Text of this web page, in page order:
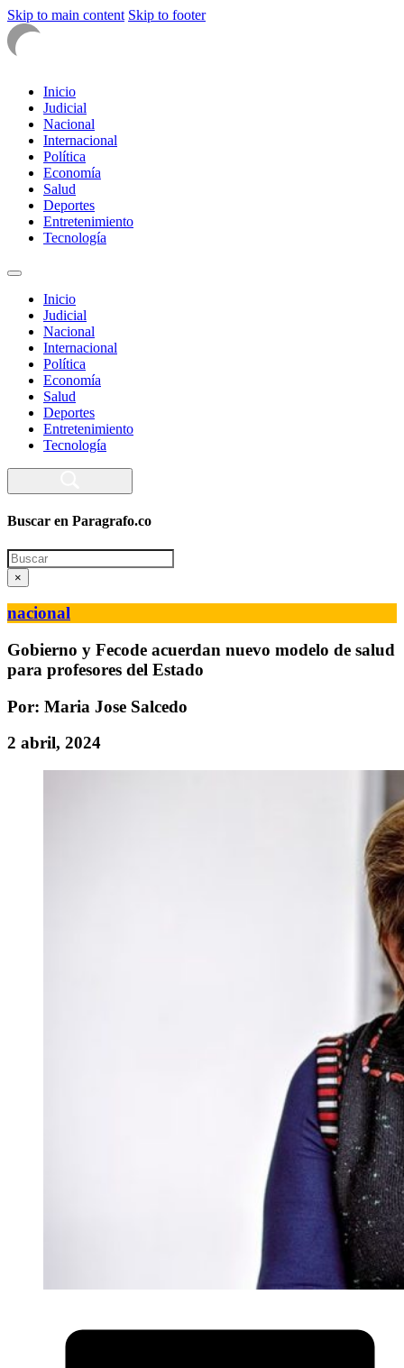
Skip to main content Skip to footer
Inicio
Judicial
Nacional
Internacional
Política
Economía
Salud
Deportes
Entretenimiento
Tecnología
Inicio
Judicial
Nacional
Internacional
Política
Economía
Salud
Deportes
Entretenimiento
Tecnología
Buscar en Paragrafo.co
Search
×
nacional
Gobierno y Fecode acuerdan nuevo modelo de salud
para profesores del Estado
Por: Maria Jose Salcedo
2 abril, 2024